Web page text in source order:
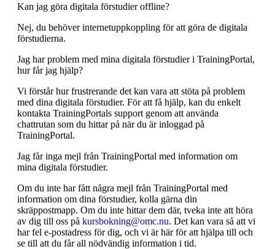
Kan jag göra digitala förstudier offline?
Nej, du behöver internetuppkoppling för att göra de digitala
förstudierna.
Jag har problem med mina digitala förstudier i TrainingPortal,
hur får jag hjälp?
Vi förstår hur frustrerande det kan vara att stöta på problem
med dina digitala förstudier. För att få hjälp, kan du enkelt
kontakta TrainingPortals support genom att använda
chattrutan som du hittar på när du är inloggad på
TrainingPortal.
Jag får inga mejl från TrainingPortal med information om
mina digitala förstudier.
Om du inte har fått några mejl från TrainingPortal med
information om dina förstudier, kolla gärna din
skräppostmapp. Om du inte hittar dem där, tveka inte att höra
av dig till oss på kursbokning@omc.nu. Det kan vara så att vi
har fel e-postadress för dig, och vi är här för att hjälpa till och
se till att du får all nödvändig information i tid.